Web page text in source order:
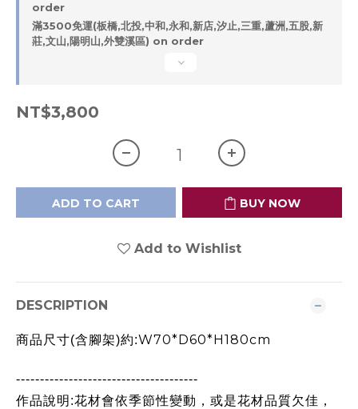
order
滿3500免運(板橋,北投,中和,永和,新店,汐止,三重,蘆洲,五股,新
莊,文山,陽明山,外雙溪區) on order
NT$3,800
ADD TO CART BUY NOW
Add to Wishlist
DESCRIPTION
商品尺寸(含腳架)約:W70*D60*H180cm
--------------------------------------
作品說明:花材會依季節性變動，或是花材品質欠佳，